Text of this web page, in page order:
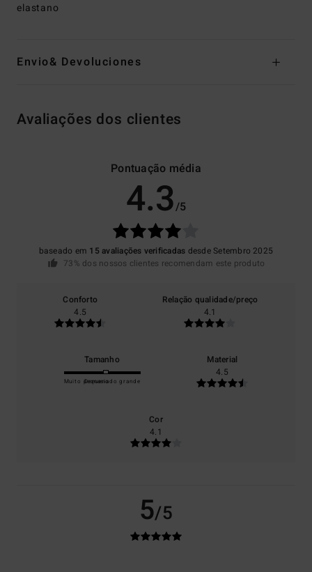
elastano
Envio& Devoluciones
Avaliações dos clientes
Pontuação média
4.3/5
baseado em 15 avaliações verificadas desde Setembro 2025
73% dos nossos clientes recomendam este produto
Conforto
4.5
Relação qualidade/preço
4.1
Tamanho
Muito pequeno
Demasiado grande
Material
4.5
Cor
4.1
5/5